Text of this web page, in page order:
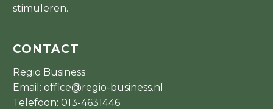
stimuleren.
CONTACT
Regio Business
Email: office@regio-business.nl
Telefoon: 013-4631446